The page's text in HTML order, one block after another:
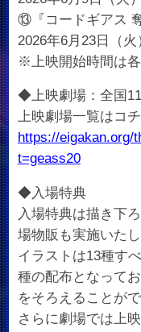
⑬『コードギアス
2026年6月23日（火
※上映開始時間は各
◆上映劇場：全国
上映劇場一覧はコ
https://eigakan.org/
t=geass20
◆入場特典
入場特典は描き下
場物販も実施いたし
イラストは13種す
種の配布となって
をそろえることがで
さらに劇場では上